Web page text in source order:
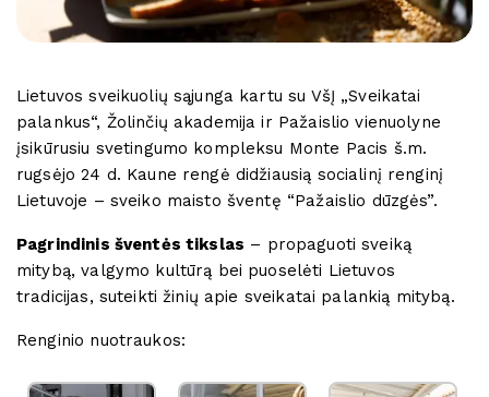
Lietuvos sveikuolių sąjunga kartu su VšĮ „Sveikatai
palankus“, Žolinčių akademija ir Pažaislio vienuolyne
įsikūrusiu svetingumo kompleksu Monte Pacis š.m.
rugsėjo 24 d. Kaune rengė didžiausią socialinį renginį
Lietuvoje – sveiko maisto šventę “Pažaislio dūzgės”.
Pagrindinis šventės tikslas – propaguoti sveiką
mitybą, valgymo kultūrą bei puoselėti Lietuvos
tradicijas, suteikti žinių apie sveikatai palankią mitybą.
Renginio nuotraukos: